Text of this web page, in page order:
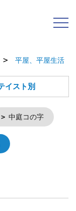
平屋、平屋生活
イスト別
中庭コの字